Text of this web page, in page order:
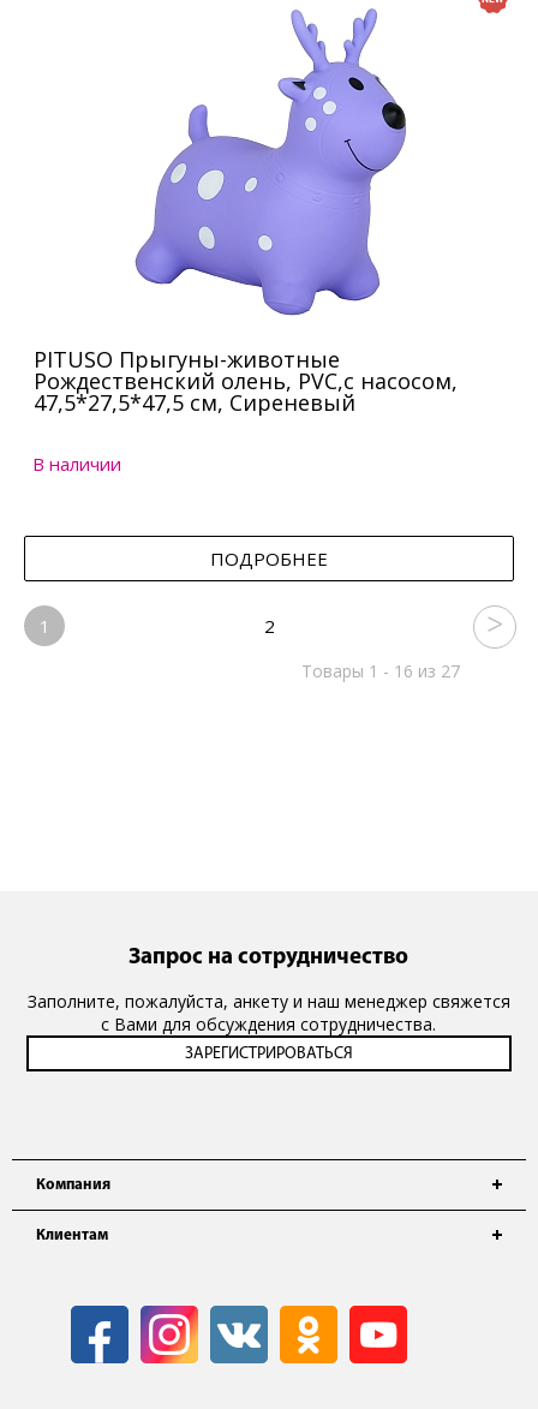
PITUSO Прыгуны-животные
Рождественский олень, PVC,с насосом,
47,5*27,5*47,5 см, Сиреневый
В наличии
ПОДРОБНЕЕ
1 2
Товары 1 - 16 из 27
Компания
Клиентам
Запрос на сотрудничество
Заполните, пожалуйста, анкету и наш менеджер свяжется
с Вами для обсуждения сотрудничества.